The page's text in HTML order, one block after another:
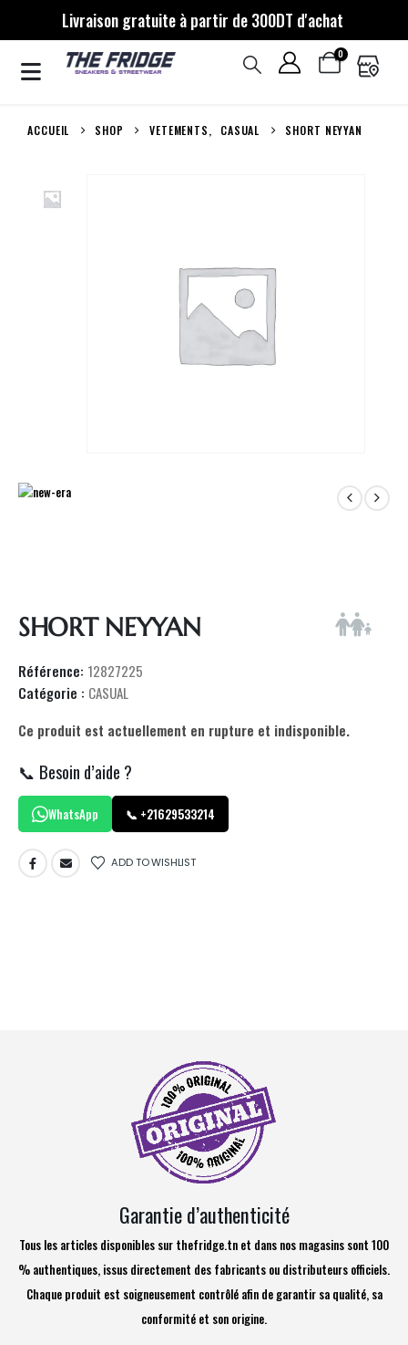
Livraison gratuite à partir de 300DT d'achat
0
ACCUEIL SHOP VETEMENTS, CASUAL SHORT NEYYAN
SHORT NEYYAN
Référence: 12827225
Catégorie : CASUAL
Ce produit est actuellement en rupture et indisponible.
📞 Besoin d’aide ?
WhatsApp 📞 +21629533214
ADD TO WISHLIST
Garantie d’authenticité
Tous les articles disponibles sur thefridge.tn et dans nos magasins sont 100
% authentiques, issus directement des fabricants ou distributeurs officiels.
Chaque produit est soigneusement contrôlé afin de garantir sa qualité, sa
conformité et son origine.